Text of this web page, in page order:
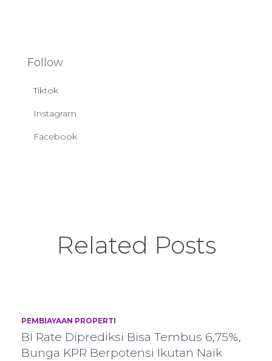
Follow
Tiktok
Instagram
Facebook
Related Posts
PEMBIAYAAN PROPERTI
BI Rate Diprediksi Bisa Tembus 6,75%,
Bunga KPR Berpotensi Ikutan Naik